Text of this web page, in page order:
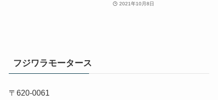
2021年10月8日
フジワラモータース
〒620-0061